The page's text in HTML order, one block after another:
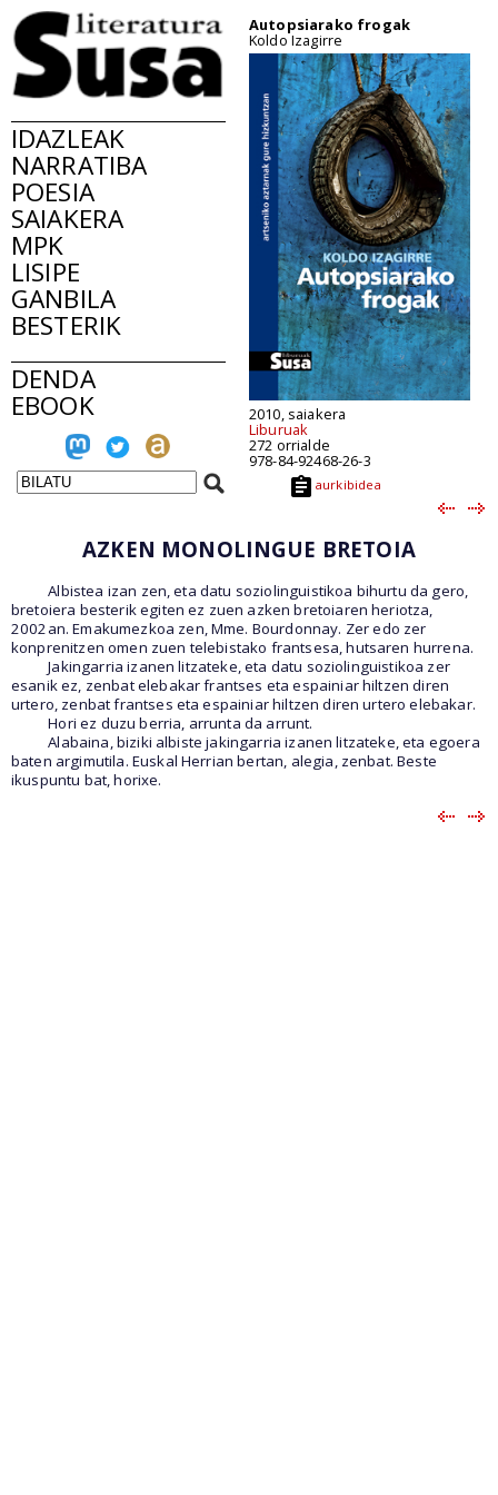
IDAZLEAK
NARRATIBA
POESIA
SAIAKERA
MPK
LISIPE
GANBILA
BESTERIK
DENDA
EBOOK
Autopsiarako frogak
Koldo Izagirre
2010, saiakera
Liburuak
272 orrialde
978-84-92468-26-3
aurkibidea
AZKEN MONOLINGUE BRETOIA
Albistea izan zen, eta datu soziolinguistikoa bihurtu da gero,
bretoiera besterik egiten ez zuen azken bretoiaren heriotza,
2002an. Emakumezkoa zen, Mme. Bourdonnay. Zer edo zer
konprenitzen omen zuen telebistako frantsesa, hutsaren hurrena.
Jakingarria izanen litzateke, eta datu soziolinguistikoa zer
esanik ez, zenbat elebakar frantses eta espainiar hiltzen diren
urtero, zenbat frantses eta espainiar hiltzen diren urtero elebakar.
Hori ez duzu berria, arrunta da arrunt.
Alabaina, biziki albiste jakingarria izanen litzateke, eta egoera
baten argimutila. Euskal Herrian bertan, alegia, zenbat. Beste
ikuspuntu bat, horixe.